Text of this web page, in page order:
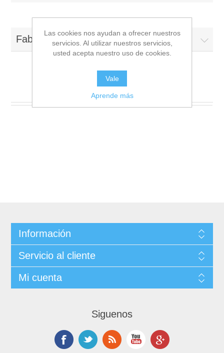
Fabricantes
IQOS - Recipientes
Información
Servicio al cliente
Mi cuenta
Siguenos
Las cookies nos ayudan a ofrecer nuestros
servicios. Al utilizar nuestros servicios,
usted acepta nuestro uso de cookies.
Vale
Aprende más